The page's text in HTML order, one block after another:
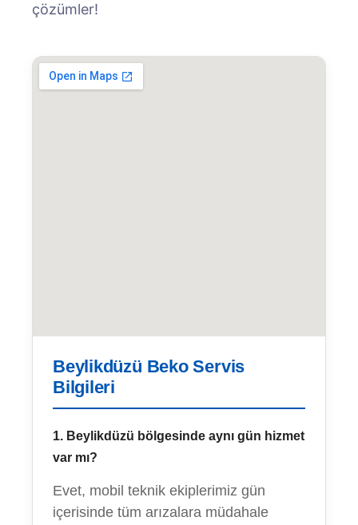
çözümler!
Beylikdüzü Beko Servis
Bilgileri
1. Beylikdüzü bölgesinde aynı gün hizmet
var mı?
Evet, mobil teknik ekiplerimiz gün
içerisinde tüm arızalara müdahale